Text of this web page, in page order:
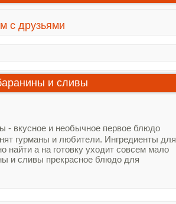
с друзьями
и сливы
- вкусное и необычное первое блюдо
гурманы и любители. Ингредиенты для
найти а на готовку уходит совсем мало
и сливы прекрасное блюдо для